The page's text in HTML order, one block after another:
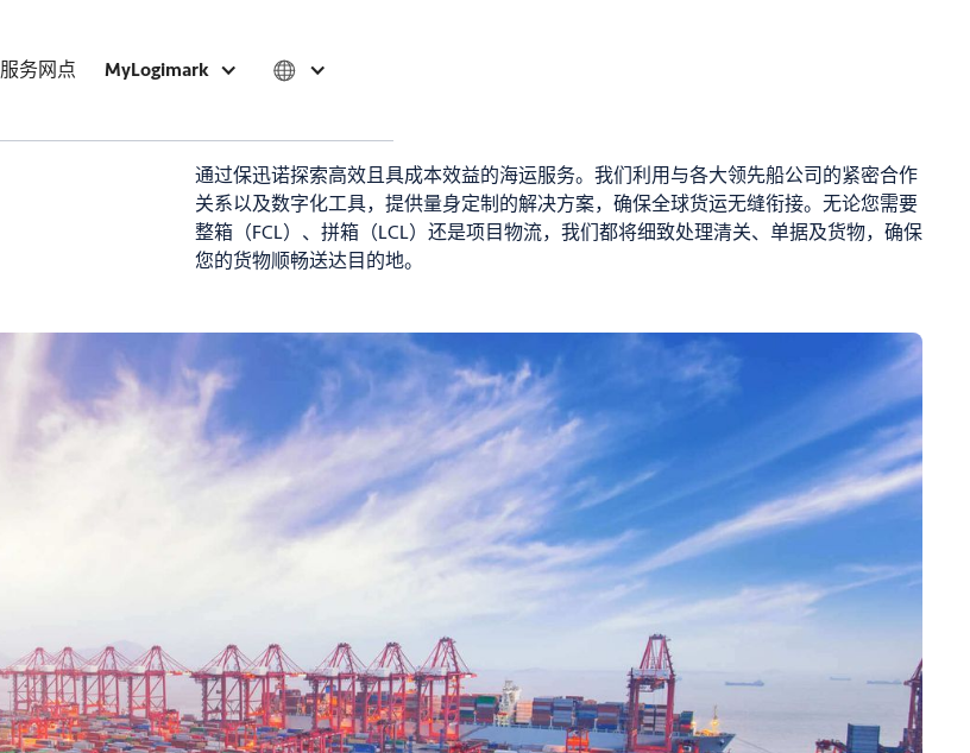
服务网点 MyLogimark
通过保迅诺探索高效且具成本效益的海运服务。我们利用与各大领先船公司的紧密合作
关系以及数字化工具，提供量身定制的解决方案，确保全球货运无缝衔接。无论您需要
整箱（FCL）、拼箱（LCL）还是项目物流，我们都将细致处理清关、单据及货物，确保
您的货物顺畅送达目的地。